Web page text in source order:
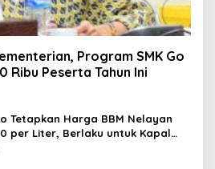
Program SMK Go
Ribu Peserta Tahun Ini
Tetapkan Harga BBM Nelayan
per Liter, Berlaku untuk Kapal